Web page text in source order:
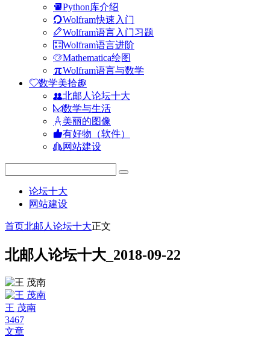
Python库介绍
Wolfram快速入门
Wolfram语言入门习题
Wolfram语言进阶
Mathematica绘图
Wolfram语言与数学
数学美拾趣
北邮人论坛十大
数学与生活
美丽的图像
有好物（软件）
网站建设
论坛十大
网站建设
首页北邮人论坛十大正文
北邮人论坛十大_2018-09-22
王 茂南
3467
文章